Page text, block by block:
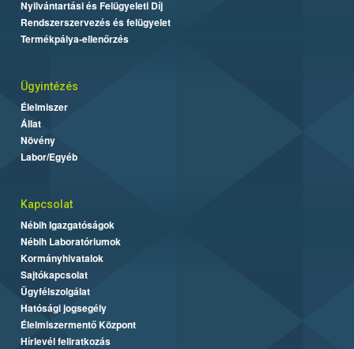
Nyilvántartási és Felügyeleti Díj
Rendszerszervezés és felügyelet
Termékpálya-ellenőrzés
Ügyintézés
Élelmiszer
Állat
Növény
Labor/Egyéb
Kapcsolat
Nébih Igazgatóságok
Nébih Laboratóriumok
Kormányhivatalok
Sajtókapcsolat
Ügyfélszolgálat
Hatósági jogsegély
Élelmiszermentő Központ
Hírlevél feliratkozás